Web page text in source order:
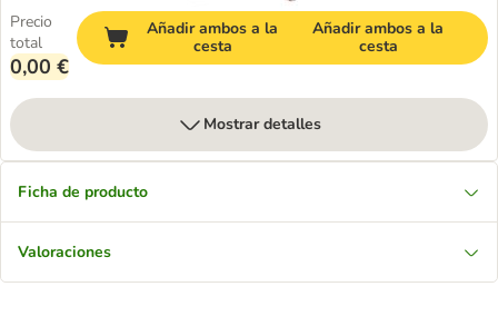
Precio
total
0,00 €
Añadir ambos a la
cesta
Añadir ambos a la
cesta
Mostrar detalles
Ficha de producto
Valoraciones